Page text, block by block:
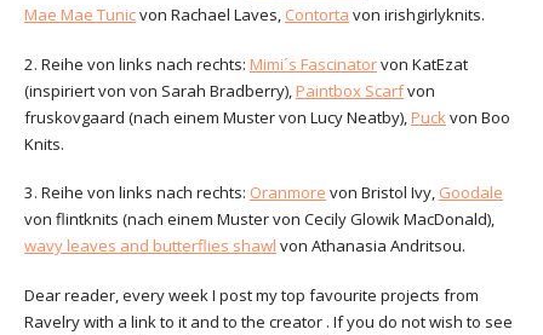
Mae Mae Tunicvon Rachael Laves, Contorta von irishgirlyknits.
2. Reihe von links nach rechts: Mimi´s Fascinatorvon KatEzat
(inspiriert von von Sarah Bradberry), Paintbox Scarfvon
fruskovgaard (nach einem Muster von Lucy Neatby), Puckvon Boo
Knits.
3. Reihe von links nach rechts: Oranmore von Bristol Ivy, Goodale
von flintknits (nach einem Muster von Cecily Glowik MacDonald),
wavy leaves and butterflies shawl von Athanasia Andritsou.
Dear reader, every week I post my top favourite projects from
Ravelry with a link to it and to the creator . If you do not wish to see